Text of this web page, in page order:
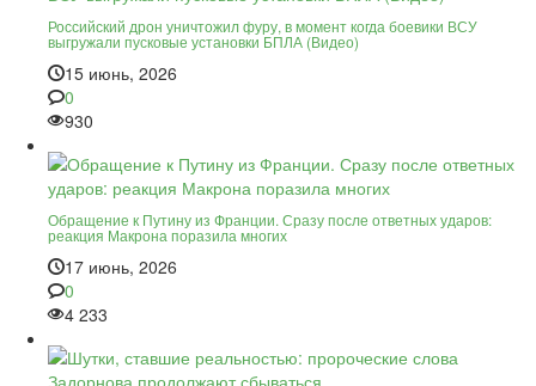
Российский дрон уничтожил фуру, в момент когда боевики ВСУ
выгружали пусковые установки БПЛА (Видео)
15 июнь, 2026
0
930
Обращение к Путину из Франции. Сразу после ответных ударов:
реакция Макрона поразила многих
17 июнь, 2026
0
4 233